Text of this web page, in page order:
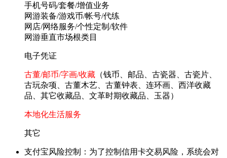
手机号码/套餐/增值业务
网游装备/游戏币/帐号/代练
网店/网络服务/个性定制/软件
网游垂直市场根类目
电子凭证
古董/邮币/字画/收藏 （钱币、邮品、古瓷器、古瓷片、
古玩杂项、古董木艺、古董钟表、连环画、西洋收藏
品、其它收藏品、文革时期收藏品、玉器）
本地化生活服务
其它
支付宝风险控制：为了控制信用卡交易风险，系统会对